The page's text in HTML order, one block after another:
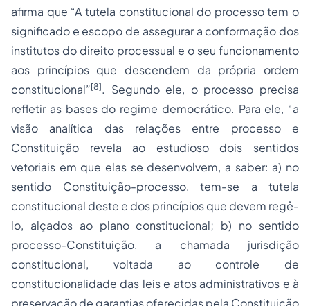
afirma que “A tutela constitucional do processo tem o
significado e escopo de assegurar a conformação dos
institutos do direito processual e o seu funcionamento
aos princípios que descendem da própria ordem
constitucional”[8]. Segundo ele, o processo precisa
refletir as bases do regime democrático. Para ele, “a
visão analítica das relações entre processo e
Constituição revela ao estudioso dois sentidos
vetoriais em que elas se desenvolvem, a saber: a) no
sentido Constituição-processo, tem-se a tutela
constitucional deste e dos princípios que devem regê-
lo, alçados ao plano constitucional; b) no sentido
processo-Constituição, a chamada jurisdição
constitucional, voltada ao controle de
constitucionalidade das leis e atos administrativos e à
preservação de garantias oferecidas pela Constituição